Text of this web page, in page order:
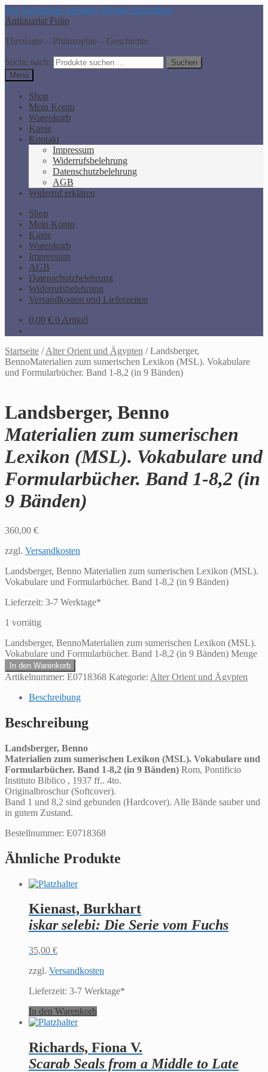
Zur Navigation springen Springe zum Inhalt
Antiquariat Folio
Theologie – Philosophie – Geschichte
Suche nach:
Suchen
Menü
Shop
Mein Konto
Warenkorb
Kasse
Kontakt
Impressum
Widerrufsbelehrung
Datenschutzbelehrung
AGB
Widerruf erklären
Shop
Mein Konto
Kasse
Warenkorb
Impressum
AGB
Datenschutzbelehrung
Widerrufsbelehrung
Versandkosten und Lieferzeiten
0,00 € 0 Artikel
Startseite /Alter Orient und Ägypten /Landsberger,
BennoMaterialien zum sumerischen Lexikon (MSL). Vokabulare
und Formularbücher. Band 1-8,2 (in 9 Bänden)
Landsberger, Benno
Materialien zum sumerischen
Lexikon (MSL). Vokabulare und
Formularbücher. Band 1-8,2 (in
9 Bänden)
360,00 €
zzgl. Versandkosten
Landsberger, Benno Materialien zum sumerischen Lexikon (MSL).
Vokabulare und Formularbücher. Band 1-8,2 (in 9 Bänden)
Lieferzeit: 3-7 Werktage*
1 vorrätig
Landsberger, BennoMaterialien zum sumerischen Lexikon (MSL).
Vokabulare und Formularbücher. Band 1-8,2 (in 9 Bänden) Menge
In den Warenkorb
Artikelnummer: E0718368 Kategorie: Alter Orient und Ägypten
Beschreibung
Beschreibung
Landsberger, Benno
Materialien zum sumerischen Lexikon (MSL). Vokabulare und
Formularbücher. Band 1-8,2 (in 9 Bänden) Rom, Pontificio
Instituto Biblico , 1937 ff.. 4to.
Originalbroschur (Softcover).
Band 1 und 8,2 sind gebunden (Hardcover). Alle Bände sauber und
in gutem Zustand.
Bestellnummer: E0718368
Ähnliche Produkte
Kienast, Burkhart
iskar selebi: Die Serie vom Fuchs
35,00 €
zzgl. Versandkosten
Lieferzeit: 3-7 Werktage*
In den Warenkorb
Richards, Fiona V.
Scarab Seals from a Middle to Late